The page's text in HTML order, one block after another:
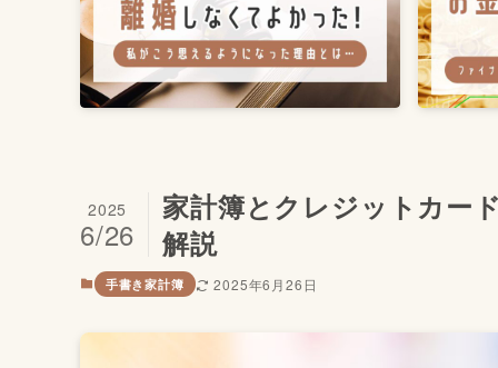
家計簿とクレジットカー
解説
2025
6/26
手書き家計簿 2025年6月26日